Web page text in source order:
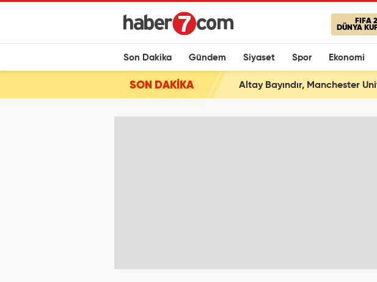
FIFA
DÜNYA
Son Dakika Gündem Siyaset Spor Ekonomi
SON DAKİKA Altay Bayındır, Manchester